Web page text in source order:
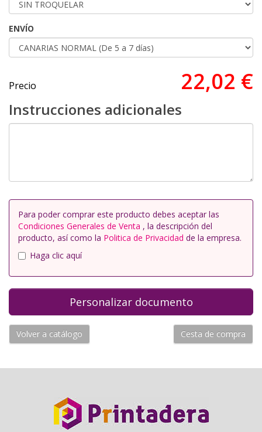
ENVÍO
Precio 22,02 €
Instrucciones adicionales
Para poder comprar este producto debes aceptar las
Condiciones Generales de Venta , la descripción del
producto, así como la Politica de Privacidad de la empresa.
Haga clic aquí
Volver a catálogo Cesta de compra